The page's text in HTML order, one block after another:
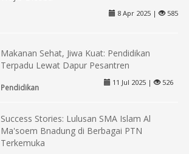
8 Apr 2025 | 585
Makanan Sehat, Jiwa Kuat: Pendidikan
Terpadu Lewat Dapur Pesantren
Pendidikan
11 Jul 2025 | 526
Success Stories: Lulusan SMA Islam Al
Ma'soem Bnadung di Berbagai PTN
Terkemuka